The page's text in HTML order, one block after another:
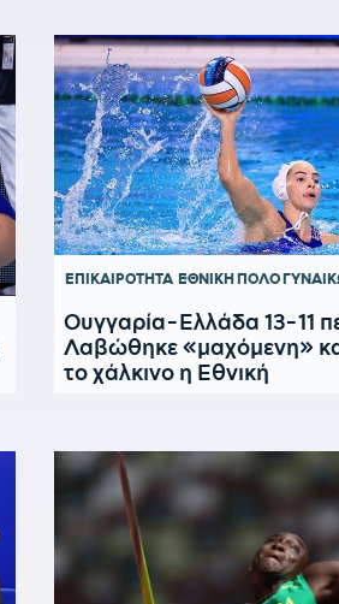
ΕΠΙΚΑΙΡΟΤΗΤΑ ΕΘΝΙΚΗ ΠΟΛΟ
Ουγγαρία-Ελλάδα 13-11
Λαβώθηκε «μαχόμενη»
το χάλκινο η Εθνική